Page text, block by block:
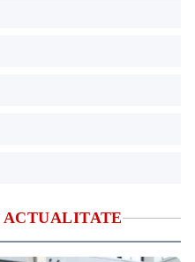
ACTUALITATE